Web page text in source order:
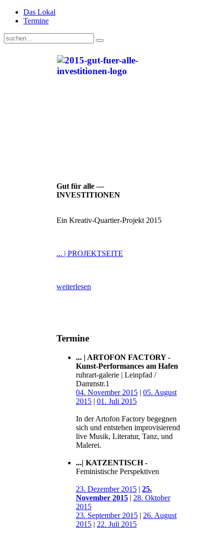
Das Lokal
Termine
Gut für alle —
INVESTITIONEN
Ein Kreativ-Quartier-Projekt 2015
... | PROJEKTSEITE
weiterlesen
Termine
... | ARTOFON FACTORY -
Kunst-Performances am Hafen
ruhrart-galerie | Leinpfad /
Dammstr.1
04. November 2015 | 05. August
2015 | 01. Juli 2015
In der Artofon Factory begegnen
sich und entstehen improvisierend
live Musik, Literatur, Tanz, und
Malerei.
...| KATZENTISCH -
Feministische Perspektiven
23. Dezember 2015 | 25.
November 2015 | 28. Oktober
2015
23. September 2015 | 26. August
2015 | 22. Juli 2015